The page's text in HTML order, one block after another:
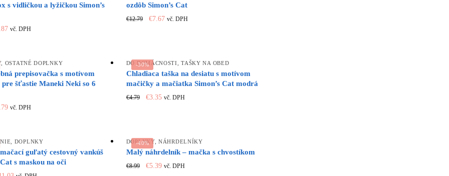
s vidličkou a lyžičkou Simon’s
Current
€5.87.
vč. DPH
ozdôb Simon’s Cat
€12.79
Original
€7.67Current
vč. DPH
, OSTATNÉ DOPLNKY
prepisovačka s motívom
šťastie Maneki Neki so 6
Current
€2.79.
vč. DPH
-30%
DO DOMÁCNOSTI,TAŠKY NA OBED
Chladiaca taška na desiatu s motívom
mačičky a mačiatka Simon’s Cat modrá
€4.79
Original
€3.35Current
vč. DPH
, DOPLNKY
guľatý cestovný vankúš
Cat s maskou na oči
Current
-40%
DOPLNKY,NÁHRDELNÍKY
Malý náhrdelník – mačka s chvostíkom
€8.99
Original
€5.39Current
vč. DPH